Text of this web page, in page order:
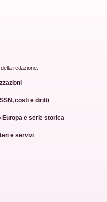
redazione.
costi e diritti
Europa e serie storica
e servizi